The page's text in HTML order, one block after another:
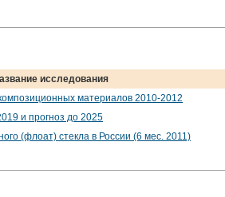
исследования
материалов 2010-2012
и прогноз до 2025
(флоат) стекла в России (6 мес. 2011)